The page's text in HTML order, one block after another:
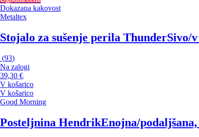
Dokazana kakovost
Metaltex
Stojalo za sušenje perila ThunderSivo/
(93)
Na zalogi
39,30 €
V košarico
V košarico
Good Morning
Posteljnina HendrikEnojna/